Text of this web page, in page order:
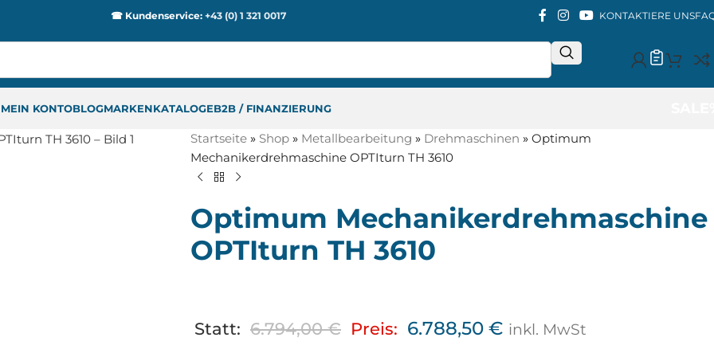
☎ Kundenservice:+43 (0) 1 321 0017 KONTAKTIERE UNS
MEIN KONTOBLOGMARKENKATALOGEB2B / FINANZIERUNG
Startseite » Shop » Metallbearbeitung » Drehmaschinen » Optimum
Mechanikerdrehmaschine OPTIturn TH 3610
Optimum Mechanikerdrehmaschine
OPTIturn TH 3610
Statt: 6.794,00€ Preis: 6.788,50 € inkl. MwSt